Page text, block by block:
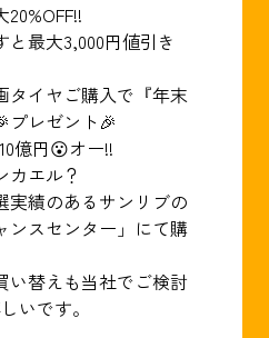
最大3,000円値引き
タイヤご購入で『年末
プレゼント🎉
億円😮オー!!
カエル？
実績のあるサンリブの
ンスセンター」にて購
い替えも当社でご検討
いです。